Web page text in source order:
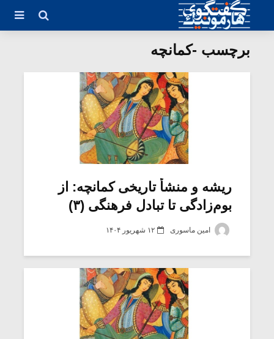
برچسب -کمانچه
ریشه و منشأ تاریخی کمانچه: از
بوم‌زادگی تا تبادل فرهنگی (۳)
امین ماسوری ۱۲ شهریور ۱۴۰۴